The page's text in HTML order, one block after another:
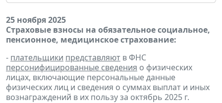
25 ноября 2025
Страховые взносы на обязательное социальное,
пенсионное, медицинское страхование:
- плательщики представляют в ФНС
персонифицированные сведения о физических
лицах, включающие персональные данные
физических лиц и сведения о суммах выплат и иных
вознаграждений в их пользу за октябрь 2025 г.